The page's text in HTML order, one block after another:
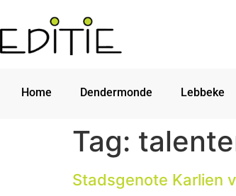
Home Dendermonde Lebbeke
Tag:
Stadsgenote Karlien